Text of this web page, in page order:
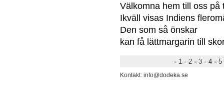
Välkomna hem till oss på
Ikväll visas Indiens
Den som så önskar
kan få lättmargarin till
-1 -2 -3 -4 -5
Kontakt: info@dodeka.se